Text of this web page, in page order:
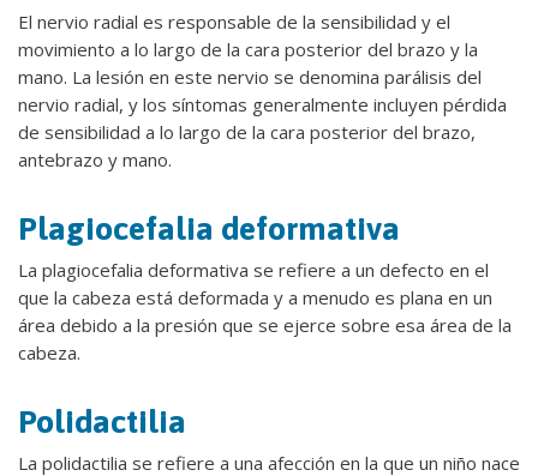
El nervio radial es responsable de la sensibilidad y el
movimiento a lo largo de la cara posterior del brazo y la
mano. La lesión en este nervio se denomina parálisis del
nervio radial, y los síntomas generalmente incluyen pérdida
de sensibilidad a lo largo de la cara posterior del brazo,
antebrazo y mano.
Plagiocefalia deformativa
La plagiocefalia deformativa se refiere a un defecto en el
que la cabeza está deformada y a menudo es plana en un
área debido a la presión que se ejerce sobre esa área de la
cabeza.
Polidactilia
La polidactilia se refiere a una afección en la que un niño nace